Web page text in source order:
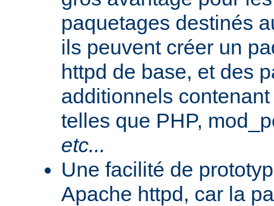
paquetages destinés
ils peuvent créer un
httpd de base, et des
additionnels
telles que PHP,
etc...
Une facilité de
Apache httpd, car la